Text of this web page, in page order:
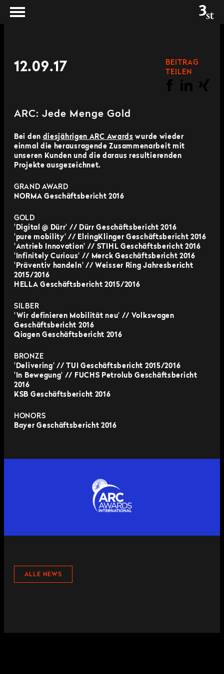
12.09.17
BEITRAG
TEILEN
ARC: Jede Menge Gold
Bei den diesjährigen ARC Awards wurde wieder
einmal die herausragende Zusammenarbeit mit
unseren Kunden und die daraus resultierenden
Projekte ausgezeichnet.
GRAND AWARD
NORMA Geschäftsbericht 2016
GOLD
'Digital @ Dürr' // Dürr Geschäftsbericht 2016
'pure mobility' // ElringKlinger Geschäftsbericht 2016
'Antrieb Innovation' // STIHL Geschäftsbericht 2016
'Infinitely Curious' // Merck Geschäftsbericht 2016
'Präventiv handeln' // Weisser Ring Jahresbericht
2015/2016
HELLA Geschäftsbericht 2015/2016
SILBER
'Wir definieren Mobilität neu' // Volkswagen
Geschäftsbericht 2016
Qiagen Geschäftsbericht 2016
BRONZE
'Delivering' // TUI Geschäftsbericht 2015/2016
'In Bewegung' // FUCHS Petrolub Geschäftsbericht
2016
KSB Geschäftsbericht 2016
HONORS
Bayer Geschäftsbericht 2016
ALLE NEWS